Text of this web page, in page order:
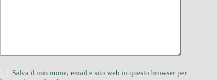
Salva il mio nome, email e sito web in questo browser per